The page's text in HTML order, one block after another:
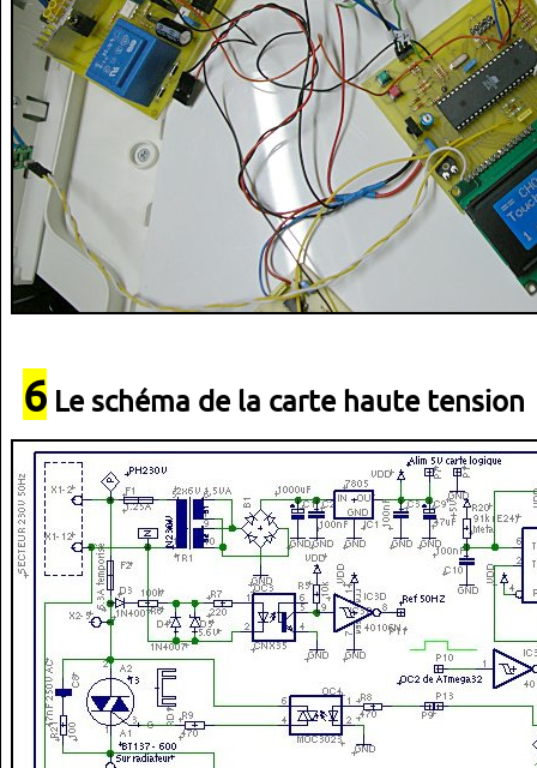
6 Le schéma de la carte haute tension